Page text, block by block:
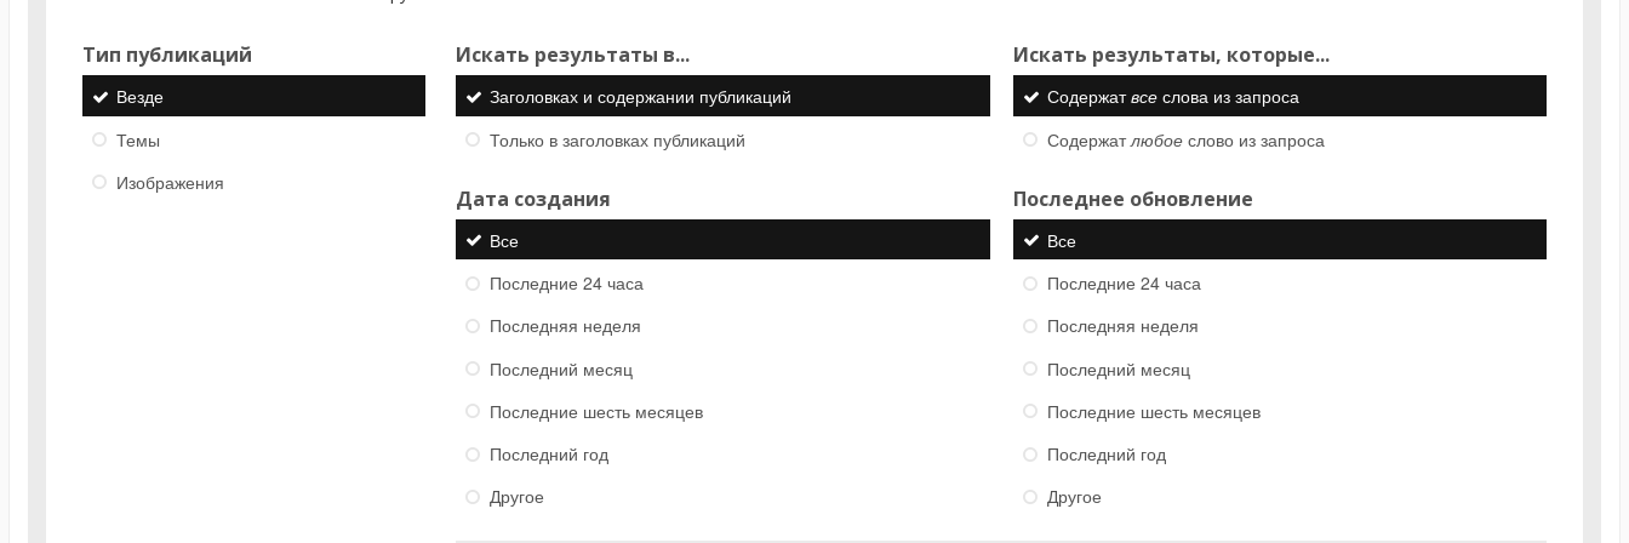
Тип публикаций
Везде
Темы
Изображения
Искать результаты в...
Заголовках и содержании публикаций
Только в заголовках публикаций
Искать результаты, которые...
Содержатвсеслова из запроса
Содержатлюбоеслово из запроса
Дата создания
Все
Последние 24 часа
Последняя неделя
Последний месяц
Последние шесть месяцев
Последний год
Другое
Последнее обновление
Все
Последние 24 часа
Последняя неделя
Последний месяц
Последние шесть месяцев
Последний год
Другое